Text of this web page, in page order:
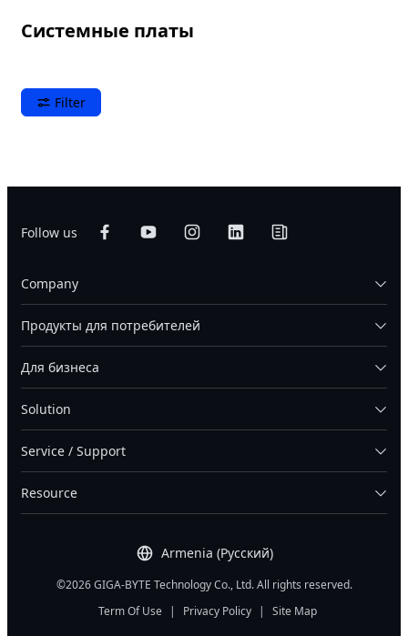
Системные платы
Filter
Follow us
Armenia (Русский)
Company
Продукты для потребителей
Для бизнеса
Solution
Service / Support
Resource
©2026 GIGA-BYTE Technology Co., Ltd. All rights reserved.
Term Of Use
| Privacy Policy | Site Map